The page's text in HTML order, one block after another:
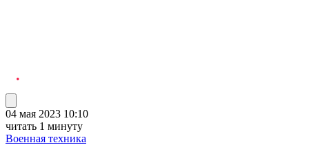
04 мая 2023 10:10
читать 1 минуту
Военная техника